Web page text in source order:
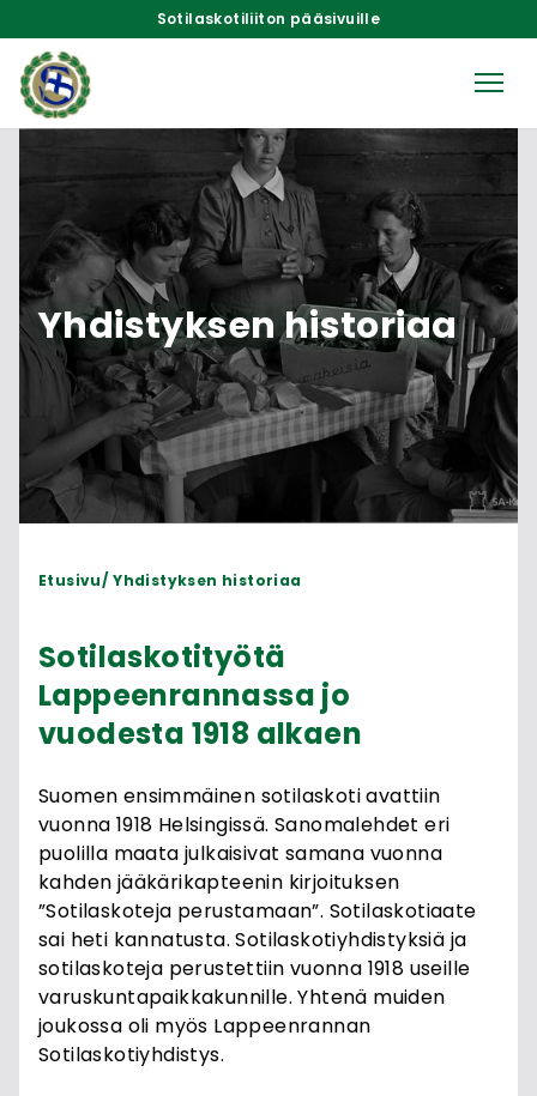
Sotilaskotiliiton pääsivuille
Yhdistyksen historiaa
Etusivu Yhdistyksen historiaa
Sotilaskotityötä
Lappeenrannassa jo
vuodesta 1918 alkaen
Suomen ensimmäinen sotilaskoti avattiin
vuonna 1918 Helsingissä. Sanomalehdet eri
puolilla maata julkaisivat samana vuonna
kahden jääkärikapteenin kirjoituksen
”Sotilaskoteja perustamaan”. Sotilaskotiaate
sai heti kannatusta. Sotilaskotiyhdistyksiä ja
sotilaskoteja perustettiin vuonna 1918 useille
varuskuntapaikkakunnille. Yhtenä muiden
joukossa oli myös Lappeenrannan
Sotilaskotiyhdistys.